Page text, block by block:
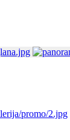
promo/2.jpg